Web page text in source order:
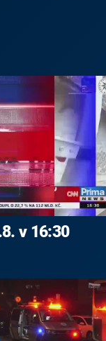
v 16:30